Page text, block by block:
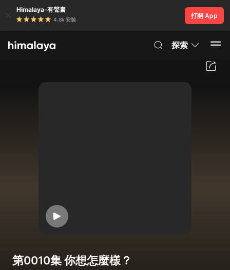
Himalaya-有聲書
4.8k 安裝
打開 App
探索
第0010集 你想怎麼樣？